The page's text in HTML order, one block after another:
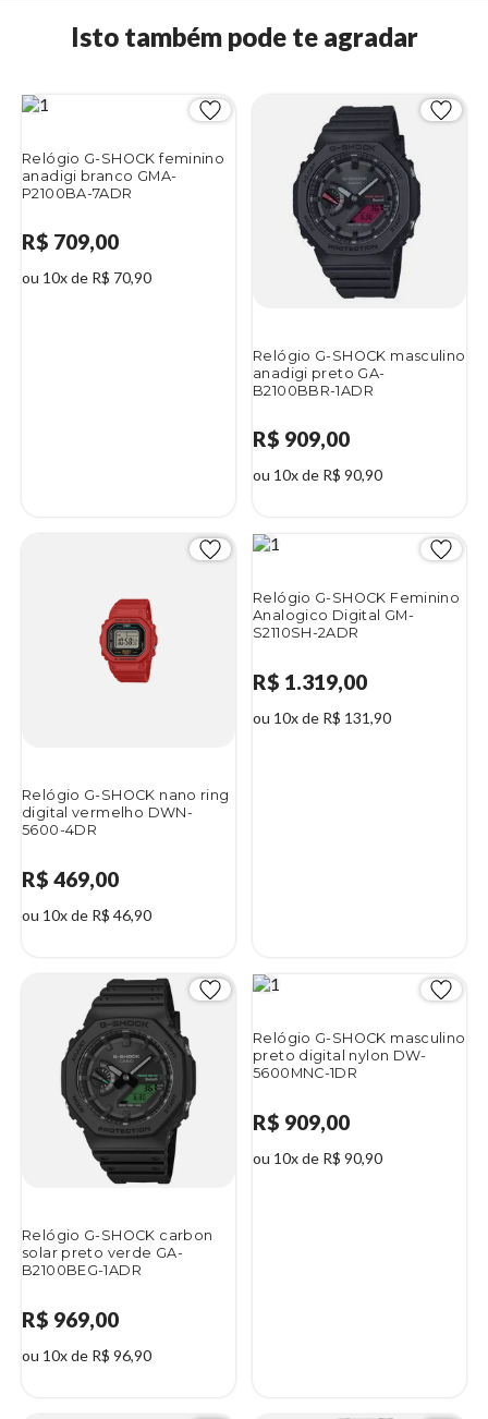
Isto também pode te agradar
Relógio G-SHOCK feminino
anadigi branco GMA-
P2100BA-7ADR
R$ 709,00
ou 10x de R$ 70,90
Relógio G-SHOCK masculino
anadigi preto GA-
B2100BBR-1ADR
R$ 909,00
ou 10x de R$ 90,90
Relógio G-SHOCK nano ring
digital vermelho DWN-
5600-4DR
R$ 469,00
ou 10x de R$ 46,90
Relógio G-SHOCK Feminino
Analogico Digital GM-
S2110SH-2ADR
R$ 1.319,00
ou 10x de R$ 131,90
Relógio G-SHOCK carbon
solar preto verde GA-
B2100BEG-1ADR
R$ 969,00
ou 10x de R$ 96,90
Relógio G-SHOCK masculino
preto digital nylon DW-
5600MNC-1DR
R$ 909,00
ou 10x de R$ 90,90